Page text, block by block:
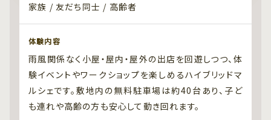
家族 / 友だち同士 / 高齢者
体験内容
雨風関係なく小屋・屋内・屋外の出店を回遊しつつ、体
験イベントやワークショップを楽しめるハイブリッドマ
ルシェです。敷地内の無料駐車場は約40台あり、子ど
も連れや高齢の方も安心して動き回れます。